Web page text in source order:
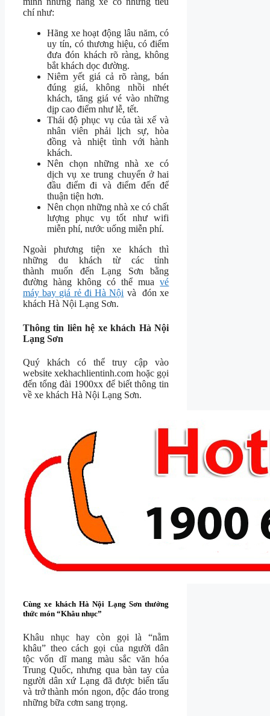
chí như:
Hãng xe hoạt động lâu năm, có
uy tín, có thương hiệu, có điểm
đưa đón khách rõ ràng, không
bắt khách dọc đường.
Niêm yết giá cả rõ ràng, bán
đúng giá, không nhồi nhét
khách, tăng giá vé vào những
dịp cao điểm như lễ, tết.
Thái độ phục vụ của tài xế và
nhân viên phải lịch sự, hòa
đồng và nhiệt tình với hành
khách.
Nên chọn những nhà xe có
dịch vụ xe trung chuyển ở hai
đầu điểm đi và điểm đến để
thuận tiện hơn.
Nên chọn những nhà xe có chất
lượng phục vụ tốt như wifi
miễn phí, nước uống miễn phí.
Ngoài phương tiện xe khách thì
những du khách từ các tỉnh
thành muốn đến Lạng Sơn bằng
đường hàng không có thể muavé
máy bay giá rẻ đi Hà Nội và đón xe
khách Hà Nội Lạng Sơn.
Thông tin liên hệ xe khách Hà Nội
Lạng Sơn
Quý khách có thể truy cập vào
website xekhachlientinh.com hoặc gọi
đến tổng đài 1900xx để biết thông tin
về xe khách Hà Nội Lạng Sơn.
Cùng xe khách Hà Nội Lạng Sơn thưởng
thức món “Khâu nhục”
Khâu nhục hay còn gọi là “nằm
khâu” theo cách gọi của người dân
tộc vốn dĩ mang màu sắc văn hóa
Trung Quốc, nhưng qua bàn tay của
người dân xứ Lạng đã được biến tấu
và trở thành món ngon, độc đáo trong
những bữa cơm sang trọng.